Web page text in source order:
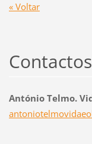
« Voltar
Contactos
António Telmo.
antoniotelmovida